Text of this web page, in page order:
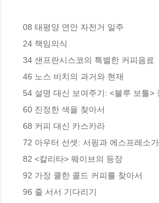
08 태평양 연안 자전거 일주
24 책임의식
34 샌프란시스코의 특별한 커피음료
46 노스 비치의 과거와 현재
54 설명 대신 보여주기: <블루 보틀>
60 진정한 색을 찾아서
68 커피 대신 카스카라
72 아우터 선셋: 서핑과 에스프레소
82 <칼리타> 웨이브의 등장
92 가장 쿨한 콜드 커피를 찾아서
96 줄 서서 기다리기